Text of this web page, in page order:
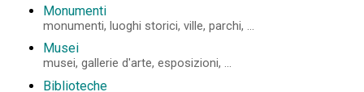
Monumenti
monumenti, luoghi storici, ville, parchi, ...
Musei
musei, gallerie d'arte, esposizioni, ...
Biblioteche